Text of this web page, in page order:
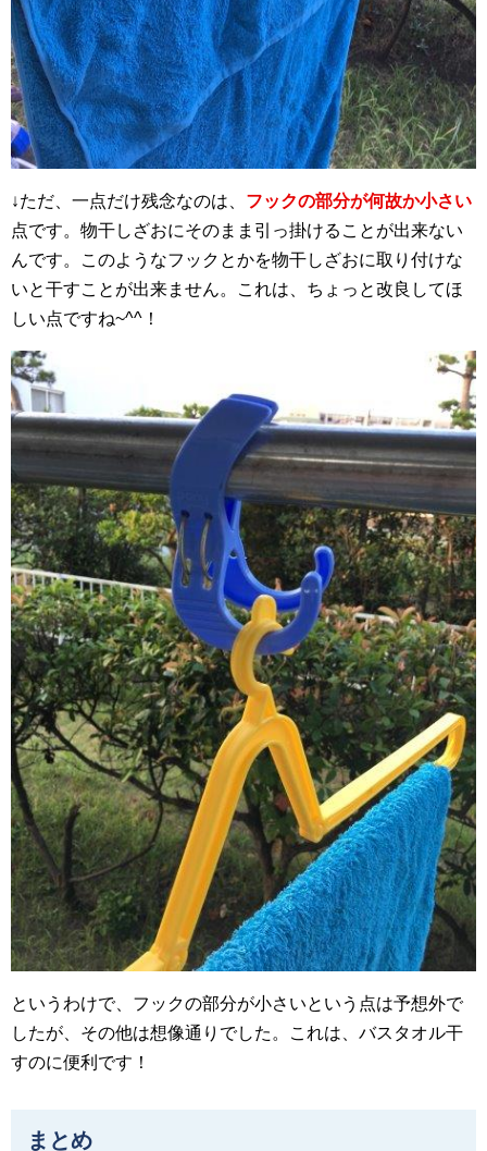
↓ただ、一点だけ残念なのは、 フックの部分が何故か小さい
点です。物干しざおにそのまま引っ掛けることが出来ない
んです。このようなフックとかを物干しざおに取り付けな
いと干すことが出来ません。これは、ちょっと改良してほ
しい点ですね~^^！
というわけで、フックの部分が小さいという点は予想外で
したが、その他は想像通りでした。これは、バスタオル干
すのに便利です！
まとめ